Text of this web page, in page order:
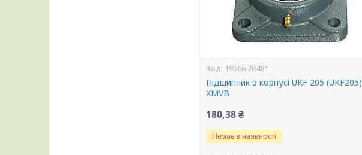
19566.78481
Підшипник в корпусі UKF 205 (UKF205)
XMVB
180,38 ₴
Немає в наявності